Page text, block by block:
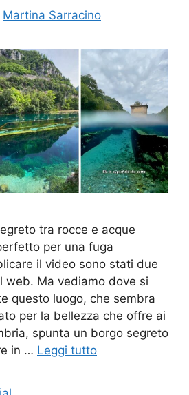
Martina Sarracino
tra rocce e acque
per una fuga
il video sono stati due
web. Ma vediamo dove si
questo luogo, che sembra
per la bellezza che offre ai
spunta un borgo segreto
in … Leggi tutto